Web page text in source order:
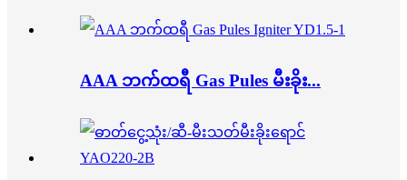
AAA ဘက်ထရီ Gas Pules မီးခိုး...